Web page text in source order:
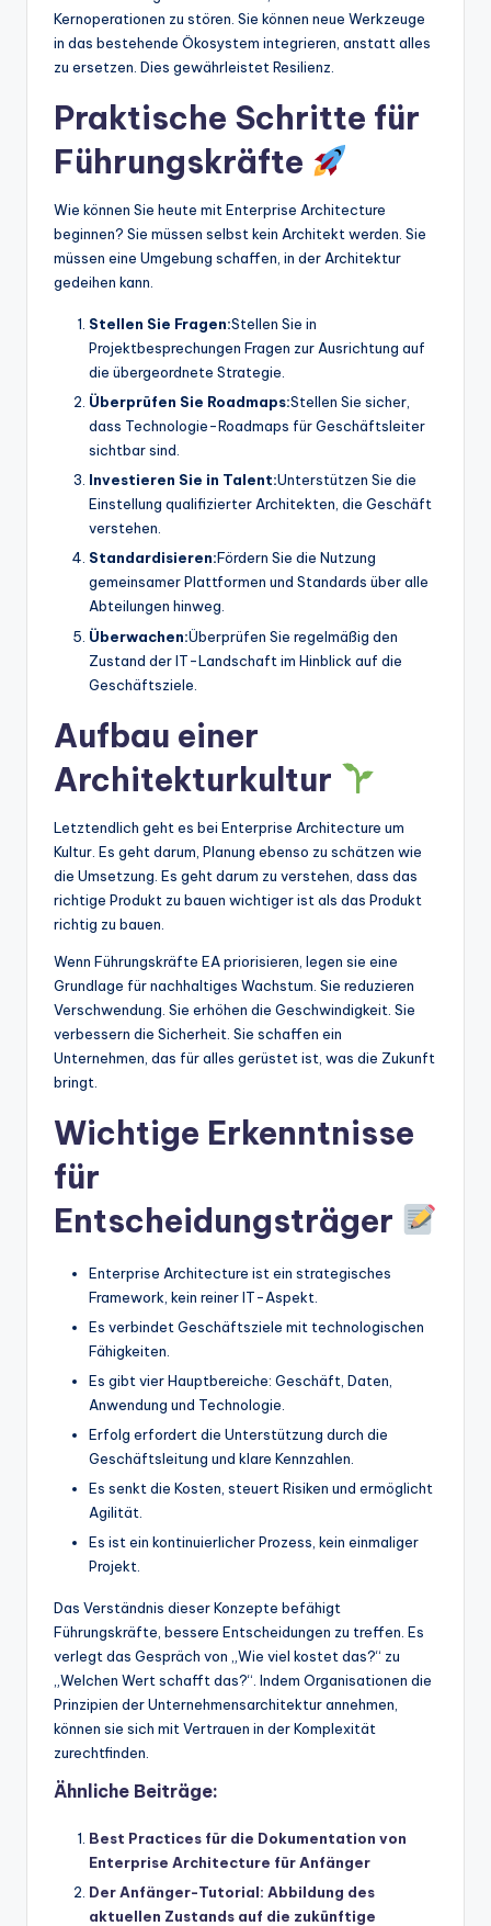
Kernoperationen zu stören. Sie können neue Werkzeuge
in das bestehende Ökosystem integrieren, anstatt alles
zu ersetzen. Dies gewährleistet Resilienz.
Praktische Schritte für
Führungskräfte
Wie können Sie heute mit Enterprise Architecture
beginnen? Sie müssen selbst kein Architekt werden. Sie
müssen eine Umgebung schaffen, in der Architektur
gedeihen kann.
Stellen Sie Fragen:Stellen Sie in
Projektbesprechungen Fragen zur Ausrichtung auf
die übergeordnete Strategie.
Überprüfen Sie Roadmaps:Stellen Sie sicher,
dass Technologie-Roadmaps für Geschäftsleiter
sichtbar sind.
Investieren Sie in Talent:Unterstützen Sie die
Einstellung qualifizierter Architekten, die Geschäft
verstehen.
Standardisieren:Fördern Sie die Nutzung
gemeinsamer Plattformen und Standards über alle
Abteilungen hinweg.
Überwachen:Überprüfen Sie regelmäßig den
Zustand der IT-Landschaft im Hinblick auf die
Geschäftsziele.
Aufbau einer
Architekturkultur
Letztendlich geht es bei Enterprise Architecture um
Kultur. Es geht darum, Planung ebenso zu schätzen wie
die Umsetzung. Es geht darum zu verstehen, dass das
richtige Produkt zu bauen wichtiger ist als das Produkt
richtig zu bauen.
Wenn Führungskräfte EA priorisieren, legen sie eine
Grundlage für nachhaltiges Wachstum. Sie reduzieren
Verschwendung. Sie erhöhen die Geschwindigkeit. Sie
verbessern die Sicherheit. Sie schaffen ein
Unternehmen, das für alles gerüstet ist, was die Zukunft
bringt.
Wichtige Erkenntnisse
für
Entscheidungsträger
Enterprise Architecture ist ein strategisches
Framework, kein reiner IT-Aspekt.
Es verbindet Geschäftsziele mit technologischen
Fähigkeiten.
Es gibt vier Hauptbereiche: Geschäft, Daten,
Anwendung und Technologie.
Erfolg erfordert die Unterstützung durch die
Geschäftsleitung und klare Kennzahlen.
Es senkt die Kosten, steuert Risiken und ermöglicht
Agilität.
Es ist ein kontinuierlicher Prozess, kein einmaliger
Projekt.
Das Verständnis dieser Konzepte befähigt
Führungskräfte, bessere Entscheidungen zu treffen. Es
verlegt das Gespräch von „Wie viel kostet das?“ zu
„Welchen Wert schafft das?“. Indem Organisationen die
Prinzipien der Unternehmensarchitektur annehmen,
können sie sich mit Vertrauen in der Komplexität
zurechtfinden.
Ähnliche Beiträge:
Best Practices für die Dokumentation von
Enterprise Architecture für Anfänger
Der Anfänger-Tutorial: Abbildung des
aktuellen Zustands auf die zukünftige